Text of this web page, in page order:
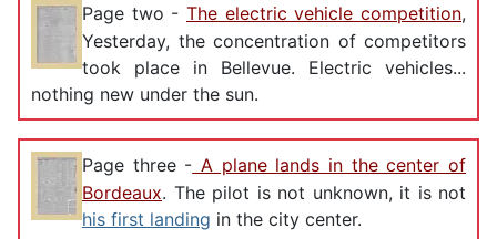
Page two - The electric vehicle competition,
Yesterday, the concentration of competitors
took place in Bellevue. Electric vehicles...
nothing new under the sun.
Page three - A plane lands in the center of
Bordeaux. The pilot is not unknown, it is not
his first landing in the city center.